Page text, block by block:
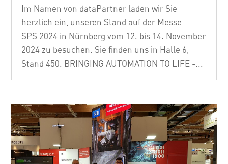
Im Namen von dataPartner laden wir Sie
herzlich ein, unseren Stand auf der Messe
SPS 2024 in Nürnberg vom 12. bis 14. November
2024 zu besuchen. Sie finden uns in Halle 6,
Stand 450. BRINGING AUTOMATION TO LIFE -...